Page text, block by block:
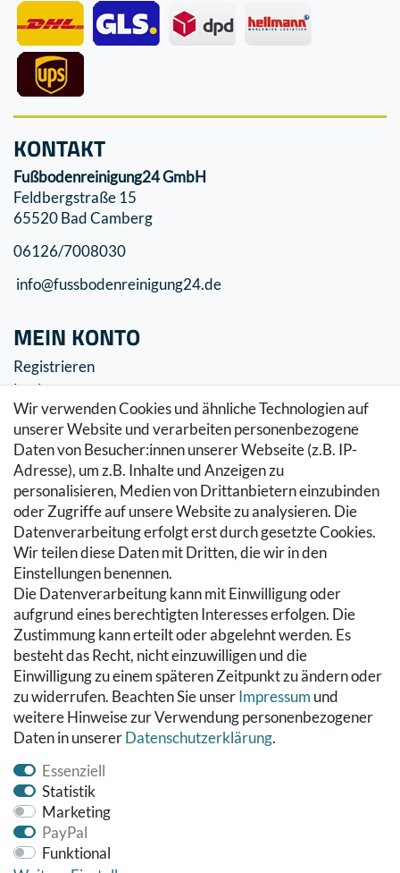
Wir verwenden Cookies und ähnliche Technologien auf
unserer Website und verarbeiten personenbezogene
Daten von Besucher:innen unserer Webseite (z.B. IP-
Adresse), um z.B. Inhalte und Anzeigen zu
personalisieren, Medien von Drittanbietern einzubinden
oder Zugriffe auf unsere Website zu analysieren. Die
Datenverarbeitung erfolgt erst durch gesetzte Cookies.
Wir teilen diese Daten mit Dritten, die wir in den
Einstellungen benennen.
Die Datenverarbeitung kann mit Einwilligung oder
aufgrund eines berechtigten Interesses erfolgen. Die
Zustimmung kann erteilt oder abgelehnt werden. Es
besteht das Recht, nicht einzuwilligen und die
Einwilligung zu einem späteren Zeitpunkt zu ändern oder
zu widerrufen. Beachten Sie unserImpressum und
weitere Hinweise zur Verwendung personenbezogener
Daten in unsererDaten­schutz­erklärung.
Essenziell
Statistik
Marketing
PayPal
Funktional
KONTAKT
Fußbodenreinigung24 GmbH
Feldbergstraße 15
65520 Bad Camberg
06126/7008030
info@fussbodenreinigung24.de
MEIN KONTO
Registrieren
Login
SERVICE
Zahlung & Versand
Warenkorb
Zur Kasse
Hilfe
RECHTLICHES
Kontakt
Datenschutzerklärung
AGB
Impressum
Hinweise zur Batterieentsorgung
Widerrufs­recht
Vertrag widerrufen